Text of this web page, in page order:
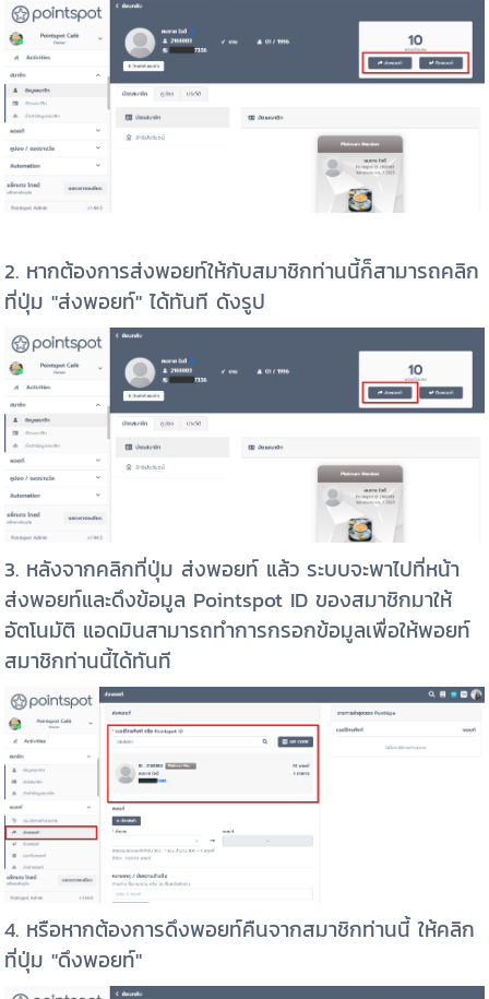
2. หากต้องการส่งพอยท์ให้กับสมาชิกท่านนี้ก็สามารถคลิก
ที่ปุ่ม "ส่งพอยท์" ได้ทันที ดังรูป
3. หลังจากคลิกที่ปุ่ม ส่งพอยท์ แล้ว ระบบจะพาไปที่หน้า
ส่งพอยท์และดึงข้อมูล Pointspot ID ของสมาชิกมาให้
อัตโนมัติ แอดมินสามารถทำการกรอกข้อมูลเพื่อให้พอยท์
สมาชิกท่านนี้ได้ทันที
4. หรือหากต้องการดึงพอยท์คืนจากสมาชิกท่านนี้ ให้คลิก
ที่ปุ่ม "ดึงพอยท์"